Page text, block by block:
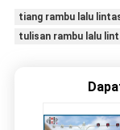
tiang rambu lalu
tulisan rambu lalu